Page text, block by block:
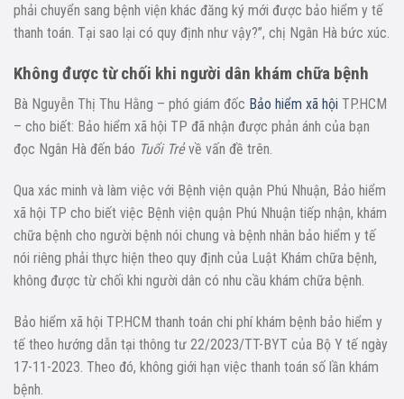
phải chuyển sang bệnh viện khác đăng ký mới được bảo hiểm y tế
thanh toán. Tại sao lại có quy định như vậy?”, chị Ngân Hà bức xúc.
Không được từ chối khi người dân khám chữa bệnh
Bà Nguyễn Thị Thu Hằng – phó giám đốc Bảo hiểm xã hội TP.HCM
– cho biết: Bảo hiểm xã hội TP đã nhận được phản ánh của bạn
đọc Ngân Hà đến báo Tuổi Trẻvề vấn đề trên.
Qua xác minh và làm việc với Bệnh viện quận Phú Nhuận, Bảo hiểm
xã hội TP cho biết việc Bệnh viện quận Phú Nhuận tiếp nhận, khám
chữa bệnh cho người bệnh nói chung và bệnh nhân bảo hiểm y tế
nói riêng phải thực hiện theo quy định của Luật Khám chữa bệnh,
không được từ chối khi người dân có nhu cầu khám chữa bệnh.
Bảo hiểm xã hội TP.HCM thanh toán chi phí khám bệnh bảo hiểm y
tế theo hướng dẫn tại thông tư 22/2023/TT-BYT của Bộ Y tế ngày
17-11-2023. Theo đó, không giới hạn việc thanh toán số lần khám
bệnh.